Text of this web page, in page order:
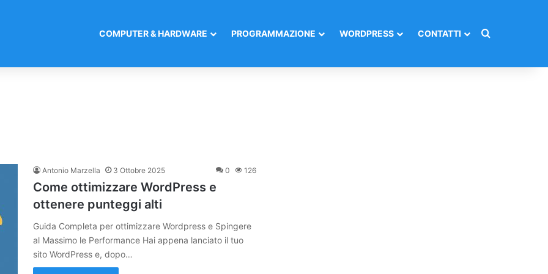
COMPUTER & HARDWARE PROGRAMMAZIONE WORDPRESS CONTATTI Cerca per
Antonio Marzella 3 Ottobre 2025 0 126
Come ottimizzare WordPress e
ottenere punteggi alti
Guida Completa per ottimizzare Wordpress e Spingere
al Massimo le Performance Hai appena lanciato il tuo
sito WordPress e, dopo…